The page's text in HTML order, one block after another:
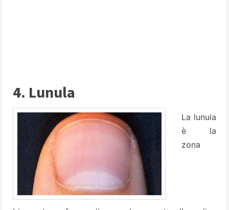
4. Lunula
La lunula
è la
zona